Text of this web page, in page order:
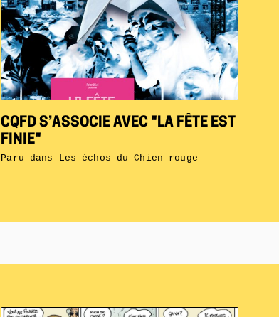
CQFD S’ASSOCIE AVEC "LA FÊTE EST
FINIE"
Paru dans Les échos du Chien rouge